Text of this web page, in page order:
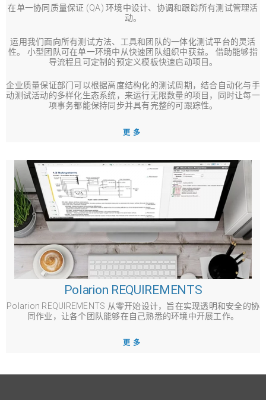
在单一协同质量保证 (QA) 环境中设计、协调和跟踪所有测试管理活
动。
运用我们面向所有测试方法、工具和团队的一体化测试平台的灵活
性。 小型团队可在单一环境中从快速团队组织中获益。 借助能够指
导流程且可定制的预定义模板快速启动项目。
企业质量保证部门可以根据高度结构化的测试周期，结合自动化与手
动测试活动的多样化生态系统，来运行无限数量的项目，同时让每一
项事务都能保持同步并具有完整的可跟踪性。
更多
Polarion REQUIREMENTS
Polarion REQUIREMENTS 从零开始设计，旨在实现透明和安全的协
同作业，让各个团队能够在自己熟悉的环境中开展工作。
更多